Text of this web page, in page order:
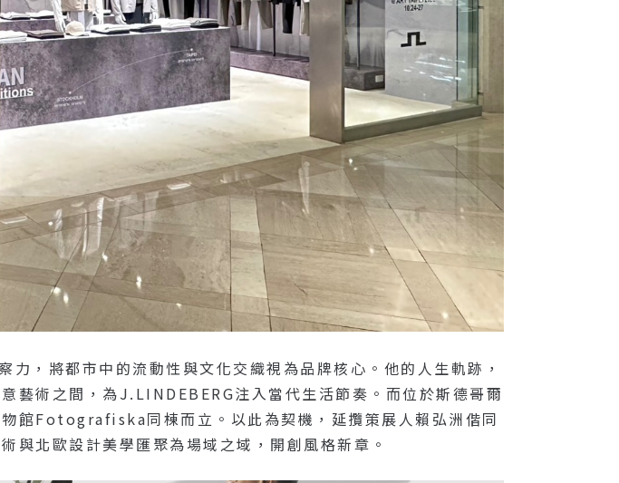
，將都市中的流動性與文化交織視為品牌核心。他的人生軌跡，
藝術之間，為J.LINDEBERG注入當代生活節奏。而位於斯德哥爾
館Fotografiska同棟而立。以此為契機，延攬策展人賴弘洲偕同
與北歐設計美學匯聚為場域之域，開創風格新章。